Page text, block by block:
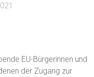
EU-Bürgerinnen und
der Zugang zur